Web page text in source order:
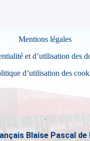
Mentions légales
et d’utilisation des
d’utilisation des
Blaise Pascal de